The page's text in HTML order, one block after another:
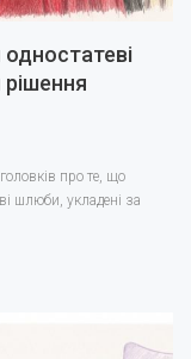
про те, що
шлюби, укладені за